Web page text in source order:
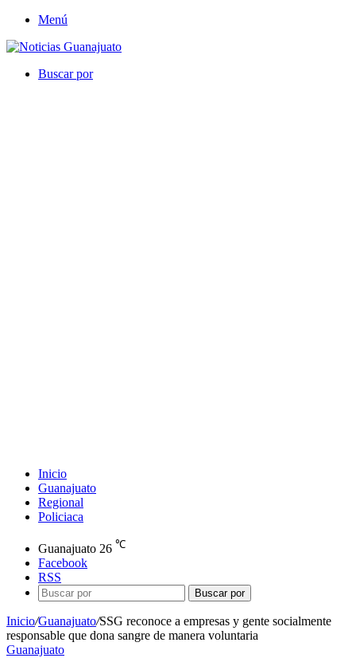
Menú
Buscar por
Inicio
Guanajuato
Regional
Policiaca
Guanajuato 26 ℃
Facebook
RSS
Buscar por
Inicio/Guanajuato/SSG reconoce a empresas y gente socialmente
responsable que dona sangre de manera voluntaria
Guanajuato